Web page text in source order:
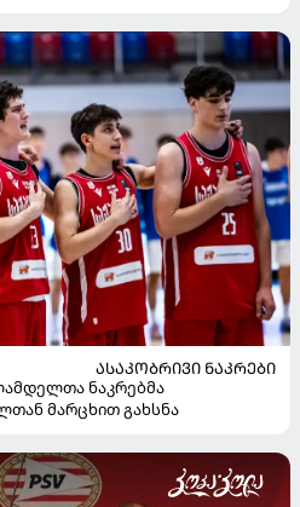
ᲐᲡᲐᲙᲝᲑᲠᲘᲕᲘ ᲜᲐᲙᲠᲔᲑᲘ
ნაკრებმა
მარცხით გახსნა